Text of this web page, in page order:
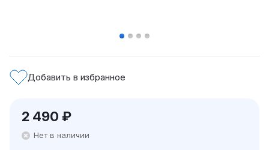
Добавить в избранное
2 490 ₽
Нет в наличии